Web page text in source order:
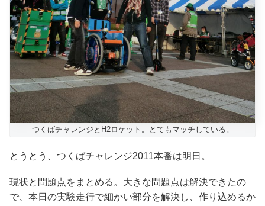
つくばチャレンジとH2ロケット。とてもマッチしている。
とうとう、つくばチャレンジ2011本番は明日。
現状と問題点をまとめる。大きな問題点は解決できたの
で、本日の実験走行で細かい部分を解決し、作り込めるか